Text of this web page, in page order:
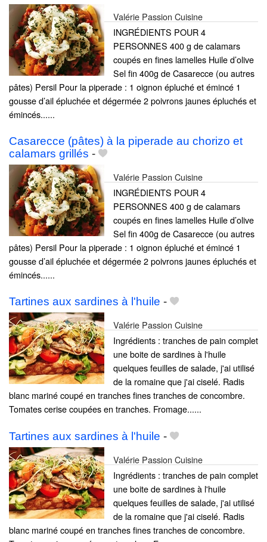
Valérie Passion Cuisine
INGRÉDIENTS POUR 4
PERSONNES 400 g de calamars
coupés en fines lamelles Huile d’olive
Sel fin 400g de Casarecce (ou autres
pâtes) Persil Pour la piperade : 1 oignon épluché et émincé 1
gousse d’ail épluchée et dégermée 2 poivrons jaunes épluchés et
émincés......
Casarecce (pâtes) à la piperade au chorizo et
calamars grillés -
Valérie Passion Cuisine
INGRÉDIENTS POUR 4
PERSONNES 400 g de calamars
coupés en fines lamelles Huile d’olive
Sel fin 400g de Casarecce (ou autres
pâtes) Persil Pour la piperade : 1 oignon épluché et émincé 1
gousse d’ail épluchée et dégermée 2 poivrons jaunes épluchés et
émincés......
Tartines aux sardines à l'huile -
Valérie Passion Cuisine
Ingrédients : tranches de pain complet
une boite de sardines à l'huile
quelques feuilles de salade, j'ai utilisé
de la romaine que j'ai ciselé. Radis
blanc mariné coupé en tranches fines tranches de concombre.
Tomates cerise coupées en tranches. Fromage......
Tartines aux sardines à l'huile -
Valérie Passion Cuisine
Ingrédients : tranches de pain complet
une boite de sardines à l'huile
quelques feuilles de salade, j'ai utilisé
de la romaine que j'ai ciselé. Radis
blanc mariné coupé en tranches fines tranches de concombre.